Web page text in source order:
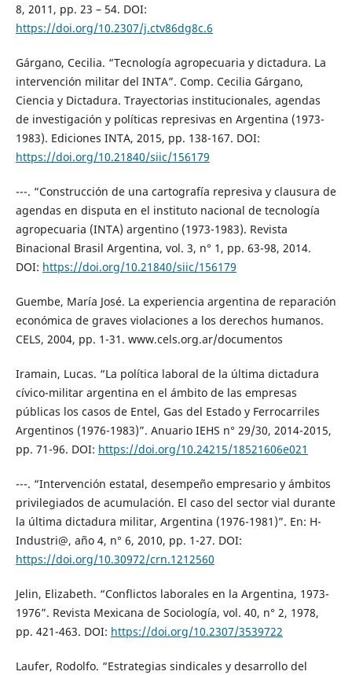
8, 2011, pp. 23 – 54. DOI:
https://doi.org/10.2307/j.ctv86dg8c.6
Gárgano, Cecilia. “Tecnología agropecuaria y dictadura. La
intervención militar del INTA”. Comp. Cecilia Gárgano,
Ciencia y Dictadura. Trayectorias institucionales, agendas
de investigación y políticas represivas en Argentina (1973-
1983). Ediciones INTA, 2015, pp. 138-167. DOI:
https://doi.org/10.21840/siic/156179
---. “Construcción de una cartografía represiva y clausura de
agendas en disputa en el instituto nacional de tecnología
agropecuaria (INTA) argentino (1973-1983). Revista
Binacional Brasil Argentina, vol. 3, n° 1, pp. 63-98, 2014.
DOI: https://doi.org/10.21840/siic/156179
Guembe, María José. La experiencia argentina de reparación
económica de graves violaciones a los derechos humanos.
CELS, 2004, pp. 1-31. www.cels.org.ar/documentos
Iramain, Lucas. “La política laboral de la última dictadura
cívico-militar argentina en el ámbito de las empresas
públicas los casos de Entel, Gas del Estado y Ferrocarriles
Argentinos (1976-1983)”. Anuario IEHS n° 29/30, 2014-2015,
pp. 71-96. DOI: https://doi.org/10.24215/18521606e021
---. “Intervención estatal, desempeño empresario y ámbitos
privilegiados de acumulación. El caso del sector vial durante
la última dictadura militar, Argentina (1976-1981)”. En: H-
Industri@, año 4, n° 6, 2010, pp. 1-27. DOI:
https://doi.org/10.30972/crn.1212560
Jelin, Elizabeth. “Conflictos laborales en la Argentina, 1973-
1976”. Revista Mexicana de Sociología, vol. 40, n° 2, 1978,
pp. 421-463. DOI: https://doi.org/10.2307/3539722
Laufer, Rodolfo. “Estrategias sindicales y desarrollo del